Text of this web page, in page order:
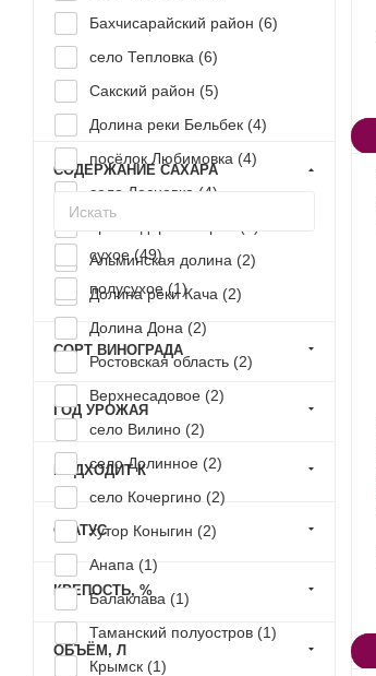
Бахчисарайский район (6)
село Тепловка (6)
Сакский район (5)
Долина реки Бельбек (4)
посёлок Любимовка (4)
село Лесновка (4)
Альминская долина (2)
Долина реки Кача (2)
Долина Дона (2)
Ростовская область (2)
Верхнесадовое (2)
село Вилино (2)
село Долинное (2)
село Кочергино (2)
хутор Коныгин (2)
Анапа (1)
Балаклава (1)
Таманский полуостров (1)
Крымск (1)
СОДЕРЖАНИЕ САХАРА
сухое (49)
полусухое (1)
СОРТ ВИНОГРАДА
ГОД УРОЖАЯ
ПОДХОДИТ К
СТАТУС
КРЕПОСТЬ, %
ОБЪЁМ, Л